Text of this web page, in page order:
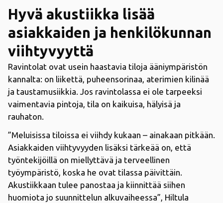
Hyvä akustiikka lisää
asiakkaiden ja henkilökunnan
viihtyvyyttä
Ravintolat ovat usein haastavia tiloja ääniympäristön
kannalta: on liikettä, puheensorinaa, aterimien kilinää
ja taustamusiikkia. Jos ravintolassa ei ole tarpeeksi
vaimentavia pintoja, tila on kaikuisa, hälyisä ja
rauhaton.
”Meluisissa tiloissa ei viihdy kukaan – ainakaan pitkään.
Asiakkaiden viihtyvyyden lisäksi tärkeää on, että
työntekijöillä on miellyttävä ja terveellinen
työympäristö, koska he ovat tilassa päivittäin.
Akustiikkaan tulee panostaa ja kiinnittää siihen
huomiota jo suunnittelun alkuvaiheessa”, Hiltula